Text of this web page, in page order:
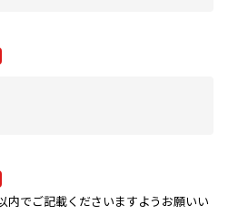
でご記載くださいますようお願いい